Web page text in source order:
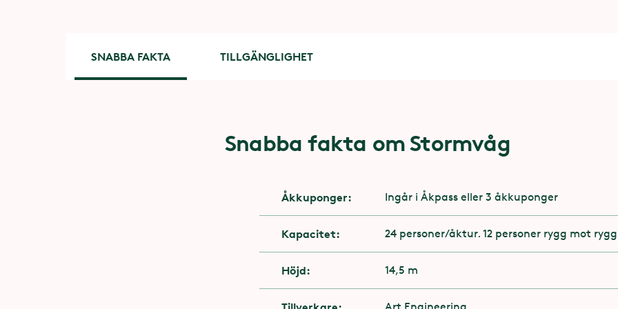
SNABBA FAKTA TILLGÄNGLIGHET
Snabba fakta om Stormvåg
Åkkuponger: Ingår i Åkpass eller 3 åkkuponger
Kapacitet: 24 personer/åktur. 12 personer rygg mot
Höjd: 14,5 m
Tillgänglighet
Du behöver ha möjlighet att hålla i dig med minst en
Du behöver ha två ben som sträcker sig fram till knäled​
Du får åka med protes om det inte finns risk att den